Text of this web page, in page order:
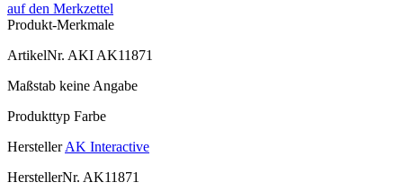
auf den Merkzettel
Produkt-Merkmale
ArtikelNr. AKI AK11871
Maßstab keine Angabe
Produkttyp Farbe
Hersteller AK Interactive
HerstellerNr. AK11871